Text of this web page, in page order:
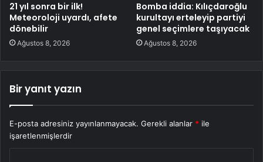
21 yıl sonra bir ilk!
Meteoroloji uyardı, afete
dönebilir
Ağustos 8, 2026
Bomba iddia: Kılıçdaroğlu
kurultayı erteleyip partiyi
genel seçimlere taşıyacak
Ağustos 8, 2026
Bir yanıt yazın
E-posta adresiniz yayınlanmayacak. Gerekli alanlar * ile
işaretlenmişlerdir